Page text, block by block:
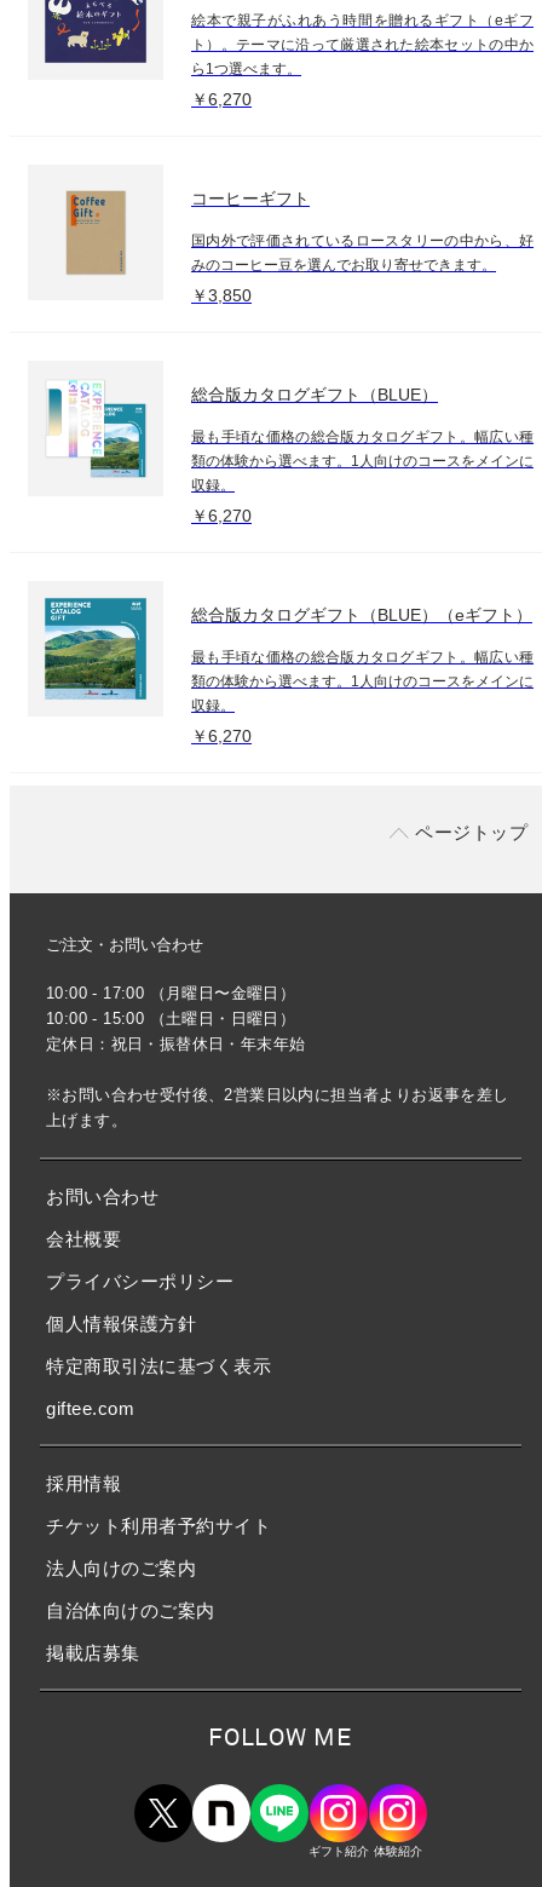
絵本で親子がふれあう時間を贈れるギフト（eギフ
ト）。テーマに沿って厳選された絵本セットの中か
ら1つ選べます。
￥6,270
コーヒーギフト
国内外で評価されているロースタリーの中から、好
みのコーヒー豆を選んでお取り寄せできます。
￥3,850
総合版カタログギフト（BLUE）
最も手頃な価格の総合版カタログギフト。幅広い種
類の体験から選べます。1人向けのコースをメインに
収録。
￥6,270
総合版カタログギフト（BLUE）（eギフト）
最も手頃な価格の総合版カタログギフト。幅広い種
類の体験から選べます。1人向けのコースをメインに
収録。
￥6,270
ページトップ
ご注文・お問い合わせ
10:00 - 17:00 （月曜日〜金曜日）
10:00 - 15:00 （土曜日・日曜日）
定休日：祝日・振替休日・年末年始
※お問い合わせ受付後、2営業日以内に担当者よりお返事を差し
上げます。
お問い合わせ
会社概要
プライバシーポリシー
個人情報保護方針
特定商取引法に基づく表示
giftee.com
採用情報
チケット利用者予約サイト
法人向けのご案内
自治体向けのご案内
掲載店募集
FOLLOW ME
ギフト紹介 体験紹介